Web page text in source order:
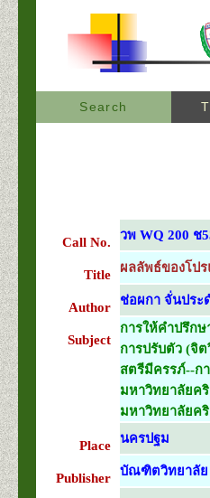
Search
Call No. วพ WQ 200 ช
Title ผลลัพธ์ของโป
Author ช่อผกา จั่นประ
Subject
การให้คำปรึก
การปรับตัว (จิ
สตรีมีครรภ์--ก
มหาวิทยาลัยค
มหาวิทยาลัยค
Place นครปฐม
Publisher บัณฑิตวิทยาลัย